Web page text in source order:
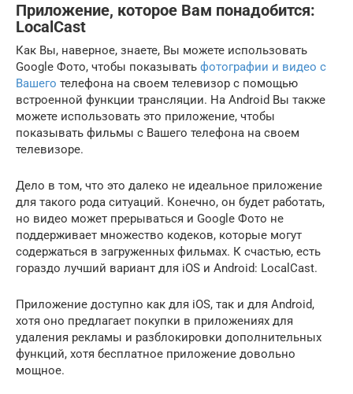
Приложение, которое Вам понадобится:
LocalCast
Как Вы, наверное, знаете, Вы можете использовать
Google Фото, чтобы показывать фотографии и видео с
Вашего телефона на своем телевизор с помощью
встроенной функции трансляции. На Android Вы также
можете использовать это приложение, чтобы
показывать фильмы с Вашего телефона на своем
телевизоре.
Дело в том, что это далеко не идеальное приложение
для такого рода ситуаций. Конечно, он будет работать,
но видео может прерываться и Google Фото не
поддерживает множество кодеков, которые могут
содержаться в загруженных фильмах. К счастью, есть
гораздо лучший вариант для iOS и Android: LocalCast.
Приложение доступно как для iOS, так и для Android,
хотя оно предлагает покупки в приложениях для
удаления рекламы и разблокировки дополнительных
функций, хотя бесплатное приложение довольно
мощное.